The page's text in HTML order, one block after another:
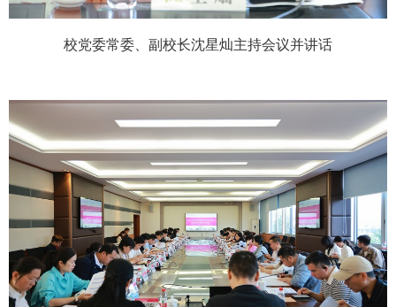
校党委常委、副校长沈星灿主持会议并讲话